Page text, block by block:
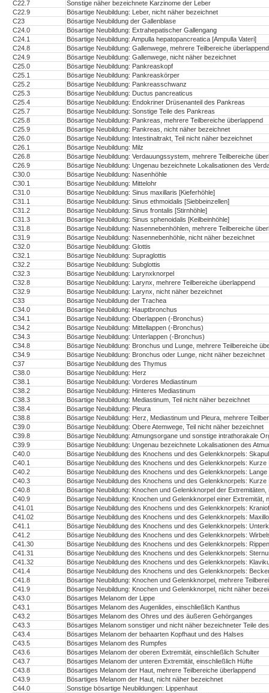
C22.7
Sonstige näher bezeichnete Karzinome der Leber
C22.9
Bösartige Neubildung: Leber, nicht näher bezeichnet
C23
Bösartige Neubildung der Gallenblase
C24.0
Bösartige Neubildung: Extrahepatischer Gallengang
C24.1
Bösartige Neubildung: Ampulla hepatopancreatica [Ampulla Vateri]
C24.8
Bösartige Neubildung: Gallenwege, mehrere Teilbereiche überlappend
C24.9
Bösartige Neubildung: Gallenwege, nicht näher bezeichnet
C25.0
Bösartige Neubildung: Pankreaskopf
C25.1
Bösartige Neubildung: Pankreaskörper
C25.2
Bösartige Neubildung: Pankreasschwanz
C25.3
Bösartige Neubildung: Ductus pancreaticus
C25.4
Bösartige Neubildung: Endokriner Drüsenanteil des Pankreas
C25.7
Bösartige Neubildung: Sonstige Teile des Pankreas
C25.8
Bösartige Neubildung: Pankreas, mehrere Teilbereiche überlappend
C25.9
Bösartige Neubildung: Pankreas, nicht näher bezeichnet
C26.0
Bösartige Neubildung: Intestinaltrakt, Teil nicht näher bezeichnet
C26.1
Bösartige Neubildung: Milz
C26.8
Bösartige Neubildung: Verdauungssystem, mehrere Teilbereiche
C26.9
Bösartige Neubildung: Ungenau bezeichnete Lokalisationen des
C30.0
Bösartige Neubildung: Nasenhöhle
C30.1
Bösartige Neubildung: Mittelohr
C31.0
Bösartige Neubildung: Sinus maxillaris [Kieferhöhle]
C31.1
Bösartige Neubildung: Sinus ethmoidalis [Siebbeinzellen]
C31.2
Bösartige Neubildung: Sinus frontalis [Stirnhöhle]
C31.3
Bösartige Neubildung: Sinus sphenoidalis [Keilbeinhöhle]
C31.8
Bösartige Neubildung: Nasennebenhöhlen, mehrere Teilbereiche
C31.9
Bösartige Neubildung: Nasennebenhöhle, nicht näher bezeichnet
C32.0
Bösartige Neubildung: Glottis
C32.1
Bösartige Neubildung: Supraglottis
C32.2
Bösartige Neubildung: Subglottis
C32.3
Bösartige Neubildung: Larynxknorpel
C32.8
Bösartige Neubildung: Larynx, mehrere Teilbereiche überlappend
C32.9
Bösartige Neubildung: Larynx, nicht näher bezeichnet
C33
Bösartige Neubildung der Trachea
C34.0
Bösartige Neubildung: Hauptbronchus
C34.1
Bösartige Neubildung: Oberlappen (-Bronchus)
C34.2
Bösartige Neubildung: Mittellappen (-Bronchus)
C34.3
Bösartige Neubildung: Unterlappen (-Bronchus)
C34.8
Bösartige Neubildung: Bronchus und Lunge, mehrere Teilbereiche
C34.9
Bösartige Neubildung: Bronchus oder Lunge, nicht näher bezeichnet
C37
Bösartige Neubildung des Thymus
C38.0
Bösartige Neubildung: Herz
C38.1
Bösartige Neubildung: Vorderes Mediastinum
C38.2
Bösartige Neubildung: Hinteres Mediastinum
C38.3
Bösartige Neubildung: Mediastinum, Teil nicht näher bezeichnet
C38.4
Bösartige Neubildung: Pleura
C38.8
Bösartige Neubildung: Herz, Mediastinum und Pleura, mehrere
C39.0
Bösartige Neubildung: Obere Atemwege, Teil nicht näher bezeichnet
C39.8
Bösartige Neubildung: Atmungsorgane und sonstige intrathorakale
C39.9
Bösartige Neubildung: Ungenau bezeichnete Lokalisationen des
C40.0
Bösartige Neubildung des Knochens und des Gelenkknorpels:
C40.1
Bösartige Neubildung des Knochens und des Gelenkknorpels:
C40.2
Bösartige Neubildung des Knochens und des Gelenkknorpels:
C40.3
Bösartige Neubildung des Knochens und des Gelenkknorpels:
C40.8
Bösartige Neubildung: Knochen und Gelenkknorpel der
C40.9
Bösartige Neubildung: Knochen und Gelenkknorpel einer Extremität,
C41.01
Bösartige Neubildung des Knochens und des Gelenkknorpels:
C41.02
Bösartige Neubildung des Knochens und des Gelenkknorpels:
C41.1
Bösartige Neubildung des Knochens und des Gelenkknorpels:
C41.2
Bösartige Neubildung des Knochens und des Gelenkknorpels:
C41.30
Bösartige Neubildung des Knochens und des Gelenkknorpels: Rippen
C41.31
Bösartige Neubildung des Knochens und des Gelenkknorpels:
C41.32
Bösartige Neubildung des Knochens und des Gelenkknorpels:
C41.4
Bösartige Neubildung des Knochens und des Gelenkknorpels:
C41.8
Bösartige Neubildung: Knochen und Gelenkknorpel, mehrere
C41.9
Bösartige Neubildung: Knochen und Gelenkknorpel, nicht näher
C43.0
Bösartiges Melanom der Lippe
C43.1
Bösartiges Melanom des Augenlides, einschließlich Kanthus
C43.2
Bösartiges Melanom des Ohres und des äußeren Gehörganges
C43.3
Bösartiges Melanom sonstiger und nicht näher bezeichneter Teile
C43.4
Bösartiges Melanom der behaarten Kopfhaut und des Halses
C43.5
Bösartiges Melanom des Rumpfes
C43.6
Bösartiges Melanom der oberen Extremität, einschließlich Schulter
C43.7
Bösartiges Melanom der unteren Extremität, einschließlich Hüfte
C43.8
Bösartiges Melanom der Haut, mehrere Teilbereiche überlappend
C43.9
Bösartiges Melanom der Haut, nicht näher bezeichnet
C44.0
Sonstige bösartige Neubildungen: Lippenhaut